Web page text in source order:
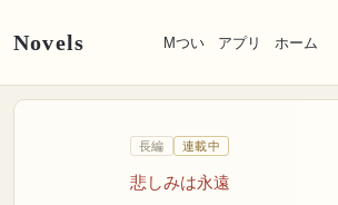
Novels Mつい アプリ ホーム
長編 連載中
悲しみは永遠